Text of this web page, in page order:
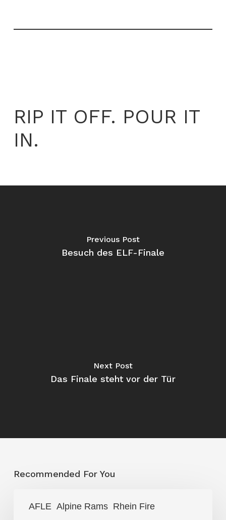
RIP IT OFF. POUR IT
IN.
Previous Post
Besuch des ELF-Finale
Next Post
Das Finale steht vor der Tür
Recommended For You
AFLE Alpine Rams Rhein Fire
überrollt